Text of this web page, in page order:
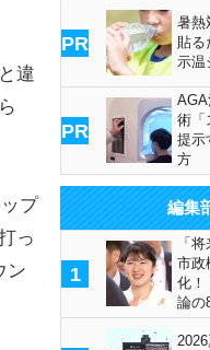
違
プ
っ
ン
PR
暑熱
貼る
示温
PR
術「
提示
方
編集
1
「
市政
化！
論の